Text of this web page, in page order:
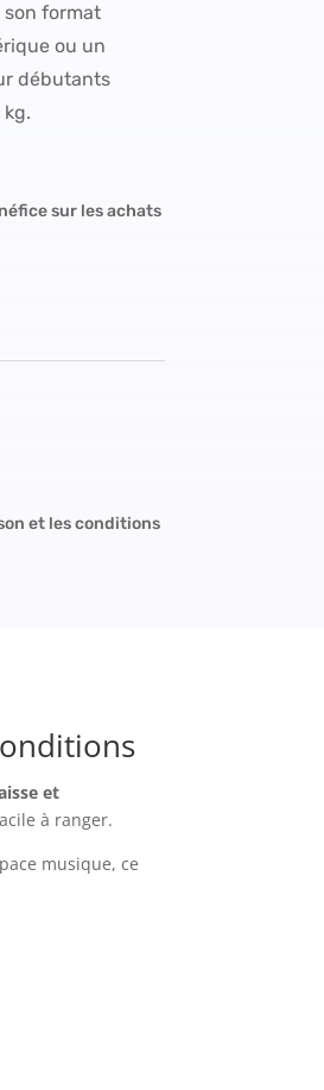
son format
ou un
débutants
sur les achats
et les conditions
et
à ranger.
musique, ce